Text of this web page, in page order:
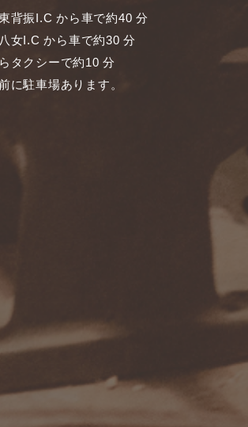
背振I.C から車で約40 分
女I.C から車で約30 分
タクシーで約10 分
に駐車場あります。